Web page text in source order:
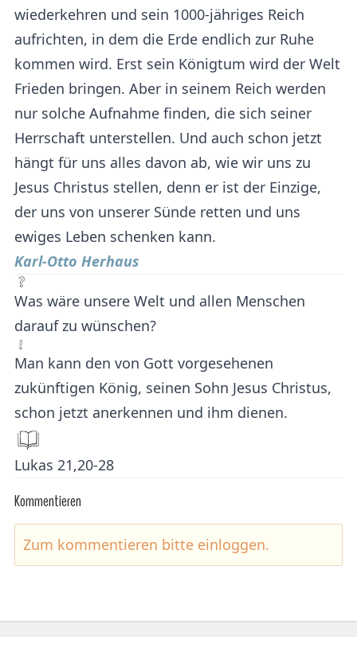
wiederkehren und sein 1000-jähriges Reich
aufrichten, in dem die Erde endlich zur Ruhe
kommen wird. Erst sein Königtum wird der Welt
Frieden bringen. Aber in seinem Reich werden
nur solche Aufnahme finden, die sich seiner
Herrschaft unterstellen. Und auch schon jetzt
hängt für uns alles davon ab, wie wir uns zu
Jesus Christus stellen, denn er ist der Einzige,
der uns von unserer Sünde retten und uns
ewiges Leben schenken kann.
Karl-Otto Herhaus
Was wäre unsere Welt und allen Menschen
darauf zu wünschen?
Man kann den von Gott vorgesehenen
zukünftigen König, seinen Sohn Jesus Christus,
schon jetzt anerkennen und ihm dienen.
Lukas 21,20-28
Kommentieren
Zum kommentieren bitte einloggen.